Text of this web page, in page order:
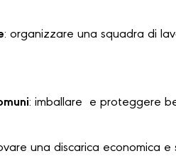
: organizzare una squadra di
: imballare e proteggere
una discarica economica